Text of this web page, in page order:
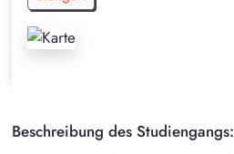
Beschreibung des Studiengangs: